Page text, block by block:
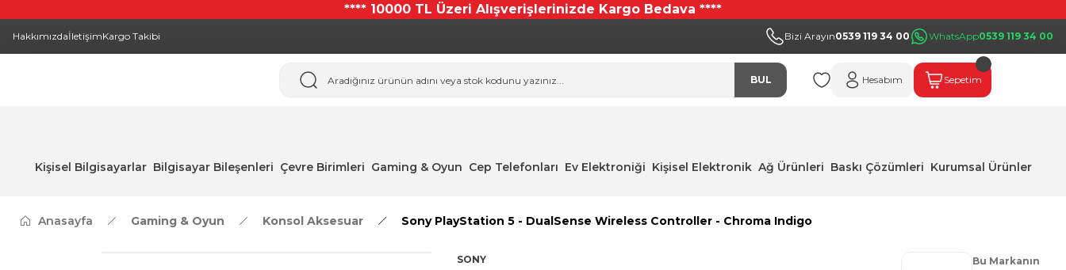
**** 10000 TL Üzeri Alışverişlerinizde Kargo Bedava ****
HakkımızdaİletişimKargo Takibi Bizi Arayın0539 119 34 00 WhatsApp0539 119 34 00
BUL Hesabım Sepetim
Kişisel Bilgisayarlar Bilgisayar Bileşenleri Çevre Birimleri Gaming & Oyun Cep Telefonları Ev Elektroniği Kişisel Elektronik Ağ Ürünleri Baskı Çözümleri Kurumsal Ürünler
Anasayfa Gaming & Oyun Konsol Aksesuar Sony PlayStation 5 - DualSense Wireless Controller - Chroma Indigo
SONY
Bu Markanın